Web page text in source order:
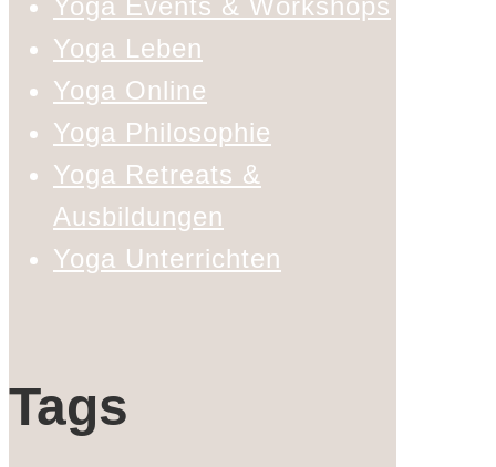
Yoga Events & Workshops
Yoga Leben
Yoga Online
Yoga Philosophie
Yoga Retreats &
Ausbildungen
Yoga Unterrichten
Tags